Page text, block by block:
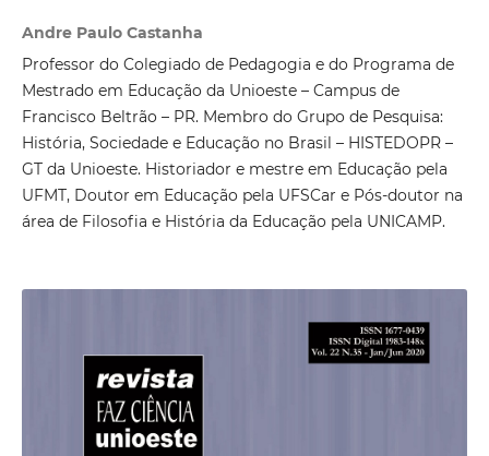
Andre Paulo Castanha
Professor do Colegiado de Pedagogia e do Programa de
Mestrado em Educação da Unioeste – Campus de
Francisco Beltrão – PR. Membro do Grupo de Pesquisa:
História, Sociedade e Educação no Brasil – HISTEDOPR –
GT da Unioeste. Historiador e mestre em Educação pela
UFMT, Doutor em Educação pela UFSCar e Pós-doutor na
área de Filosofia e História da Educação pela UNICAMP.